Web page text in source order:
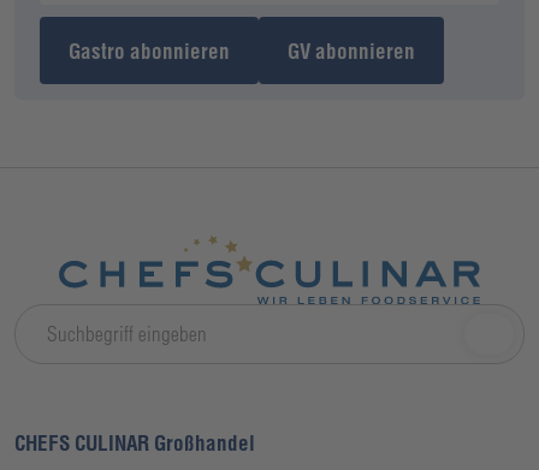
Gastro abonnieren GV abonnieren
CHEFS CULINAR Großhandel